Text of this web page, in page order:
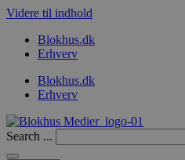
Videre til indhold
Blokhus.dk
Erhverv
Blokhus.dk
Erhverv
Search ...